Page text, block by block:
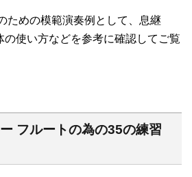
ための模範演奏例として、息継
の使い方などを参考に確認してご覧
ー フルートの為の35の練習